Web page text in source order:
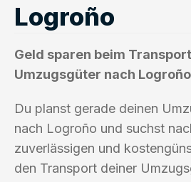
Logroño
Geld sparen beim
Umzugsgüter nach Logroño
Du planst gerade deinen
nach Logroño und suchst
zuverlässigen und
den Transport deiner